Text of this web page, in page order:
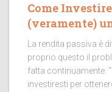
Come
(veramente)
La rendita passiva è
proprio questo il
fatta continuamente.
investiresti per